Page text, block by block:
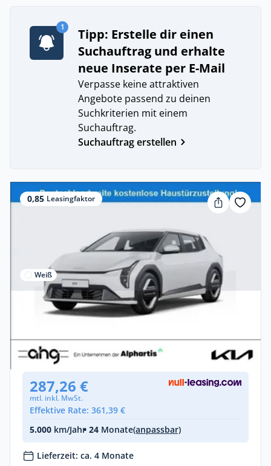
1
Tipp: Erstelle dir einen
Suchauftrag und erhalte
neue Inserate per E-Mail
Verpasse keine attraktiven
Angebote passend zu deinen
Suchkriterien mit einem
Suchauftrag.
Suchauftrag erstellen
0,85 Leasingfaktor
Weiß
Privat & Gewerbe
Elektro •Automatik •204 PS (150 kW)
Neuwagen
287,26 €
mtl. inkl. MwSt.
Effektive Rate: 361,39 €
5.000 km/Jahr• 24 Monate(anpassbar)
Lieferzeit: ca. 4 Monate